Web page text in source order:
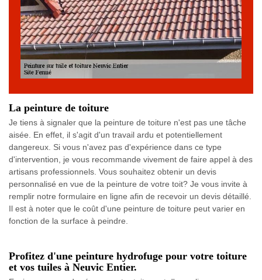
La peinture de toiture
Je tiens à signaler que la peinture de toiture n'est pas une tâche
aisée. En effet, il s'agit d'un travail ardu et potentiellement
dangereux. Si vous n'avez pas d'expérience dans ce type
d'intervention, je vous recommande vivement de faire appel à des
artisans professionnels. Vous souhaitez obtenir un devis
personnalisé en vue de la peinture de votre toit? Je vous invite à
remplir notre formulaire en ligne afin de recevoir un devis détaillé.
Il est à noter que le coût d'une peinture de toiture peut varier en
fonction de la surface à peindre.
Profitez d'une peinture hydrofuge pour votre toiture
et vos tuiles à Neuvic Entier.